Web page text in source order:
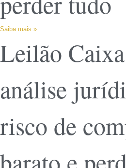
Saiba mais »
Leilão
análise
risco de